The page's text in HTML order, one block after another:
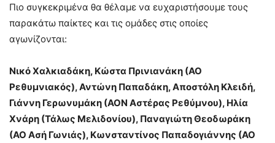
Πιο συγκεκριμένα θα θέλαμε να ευχαριστήσουμε τους
παρακάτω παίκτες και τις ομάδες στις οποίες
αγωνίζονται:
Νικό Χαλκιαδάκη, Κώστα Πρινιανάκη (ΑΟ
Ρεθυμνιακός), Αντώνη Παπαδάκη, Αποστόλη Κλειδή,
Γιάννη Γερωνυμάκη (ΑΟΝ Αστέρας Ρεθύμνου), Ηλία
Χνάρη (Τάλως Μελιδονίου), Παναγιώτη Θεοδωράκη
(ΑΟ Ασή Γωνιάς), Κωνσταντίνος Παπαδογιάννης (ΑΟ